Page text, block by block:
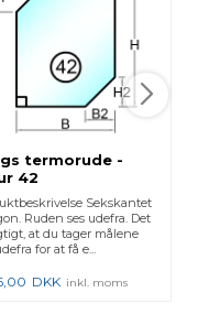
termorude -
42
Sekskantet
Ruden ses udefra. Det
at du tager målene
for at få e...
DKK inkl. moms